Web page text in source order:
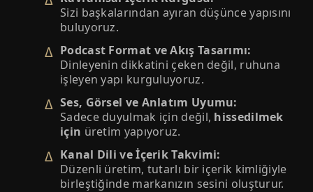
Sizi başkalarından ayıran düşünce yapısını
buluyoruz.
Podcast Format ve Akış Tasarımı:
Dinleyenin dikkatini çeken değil, ruhuna
işleyen yapı kurguluyoruz.
Ses, Görsel ve Anlatım Uyumu:
Sadece duyulmak için değil, hissedilmek
için üretim yapıyoruz.
Kanal Dili ve İçerik Takvimi:
Düzenli üretim, tutarlı bir içerik kimliğiyle
birleştiğinde markanızın sesini oluşturur.